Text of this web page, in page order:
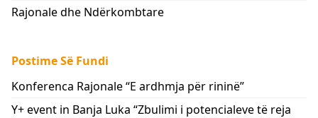
Rajonale dhe Ndërkombtare
Postime Së Fundi
Konferenca Rajonale “E ardhmja për rininë”
Y+ event in Banja Luka “Zbulimi i potencialeve të reja